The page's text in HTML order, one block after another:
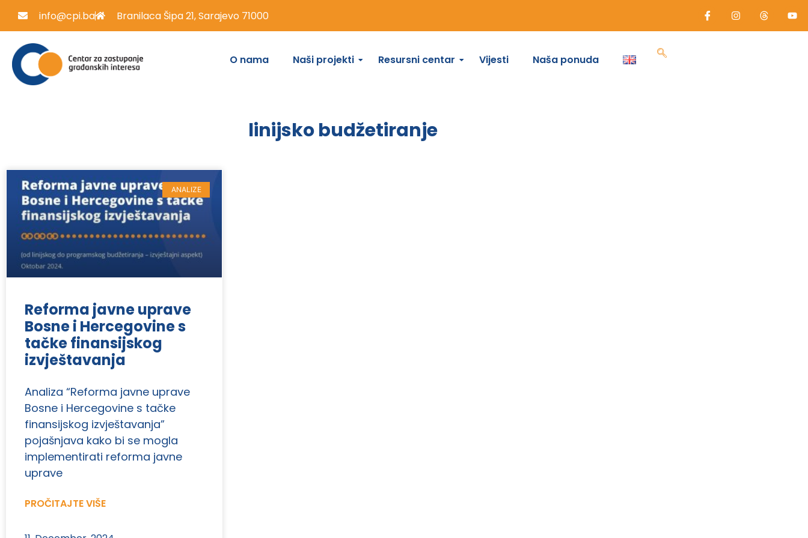
info@cpi.ba Branilaca Šipa 21, Sarajevo 71000
O nama Naši projekti Resursni centar Vijesti Naša ponuda
linijsko budžetiranje
ANALIZE
Reforma javne uprave
Bosne i Hercegovine s
tačke finansijskog
izvještavanja
Analiza “Reforma javne uprave
Bosne i Hercegovine s tačke
finansijskog izvještavanja”
pojašnjava kako bi se mogla
implementirati reforma javne
uprave
PROČITAJTE VIŠE